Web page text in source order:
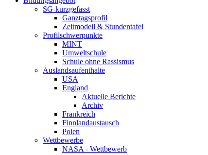
SG-kurzgefasst
Ganztagsprofil
Zeitmodell & Stundentafel
Profilschwerpunkte
MINT
Umweltschule
Schule ohne Rassismus
Auslandsaufenthalte
USA
England
Aktuelle Berichte
Archiv
Frankreich
Finnlandaustausch
Polen
Wettbewerbe
NASA - Wettbewerb